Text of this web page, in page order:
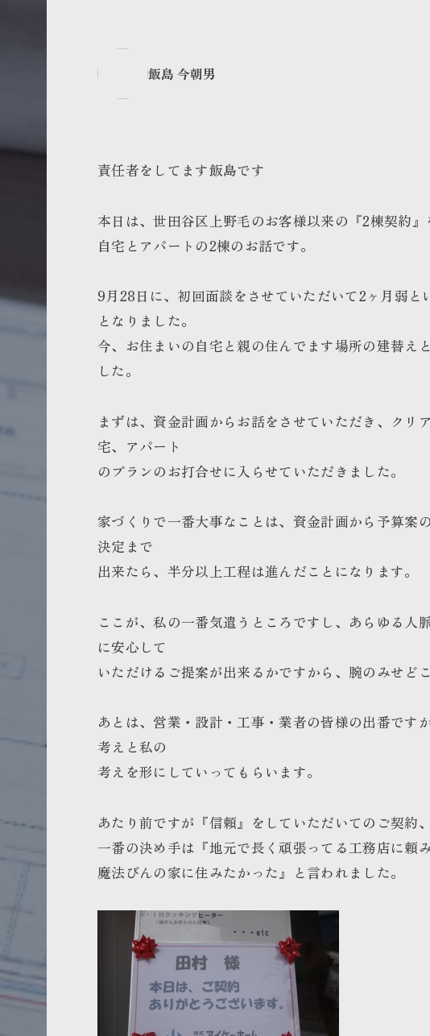
飯島 今朝男
責任者をしてます飯島です
本日は、世田谷区上野毛のお客様以来の『2棟契約』
自宅とアパートの2棟のお話です。
9月28日に、初回面談をさせていただいて2ヶ月弱と
となりました。
今、お住まいの自宅と親の住んでます場所の建替え
した。
まずは、資金計画からお話をさせていただき、クリ
宅、アパート
のプランのお打合せに入らせていただきました。
家づくりで一番大事なことは、資金計画から予算案
決定まで
出来たら、半分以上工程は進んだことになります。
ここが、私の一番気遣うところですし、あらゆる人
に安心して
いただけるご提案が出来るかですから、腕のみせど
あとは、営業・設計・工事・業者の皆様の出番です
考えと私の
考えを形にしていってもらいます。
あたり前ですが『信頼』をしていただいてのご契約
一番の決め手は『地元で長く頑張ってる工務店に頼
魔法びんの家に住みたかった』と言われました。